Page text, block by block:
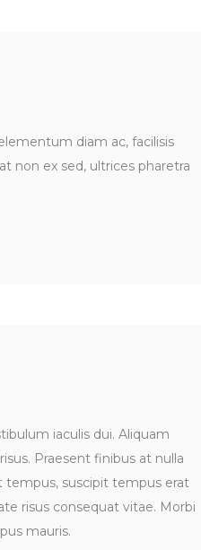
diam ac, facilisis
non ex sed, ultrices pharetra
iaculis dui. Aliquam
Praesent finibus at nulla
tempus, suscipit tempus erat
risus consequat vitae. Morbi
mauris.